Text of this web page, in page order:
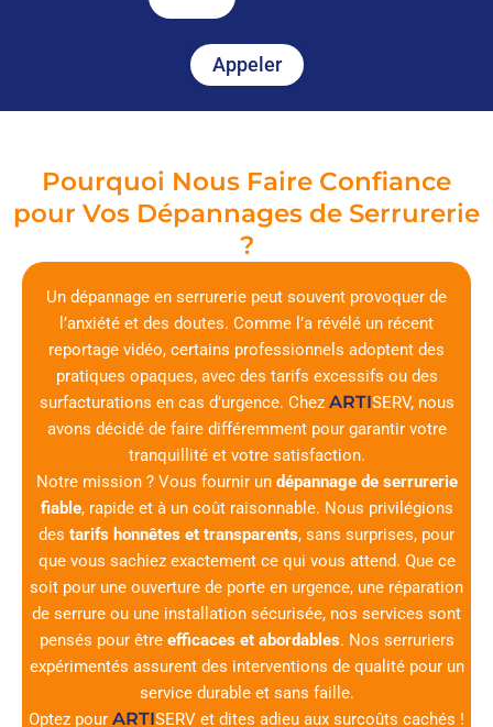
Appeler
Pourquoi Nous Faire Confiance
pour Vos Dépannages de Serrurerie
?
Un dépannage en serrurerie peut souvent provoquer de
l’anxiété et des doutes. Comme l’a révélé un récent
reportage vidéo, certains professionnels adoptent des
pratiques opaques, avec des tarifs excessifs ou des
surfacturations en cas d’urgence. Chez ARTISERV, nous
avons décidé de faire différemment pour garantir votre
tranquillité et votre satisfaction.
Notre mission ? Vous fournir un dépannage de serrurerie
fiable, rapide et à un coût raisonnable. Nous privilégions
des tarifs honnêtes et transparents, sans surprises, pour
que vous sachiez exactement ce qui vous attend. Que ce
soit pour une ouverture de porte en urgence, une réparation
de serrure ou une installation sécurisée, nos services sont
pensés pour être efficaces et abordables. Nos serruriers
expérimentés assurent des interventions de qualité pour un
service durable et sans faille.
Optez pour ARTISERV et dites adieu aux surcoûts cachés !